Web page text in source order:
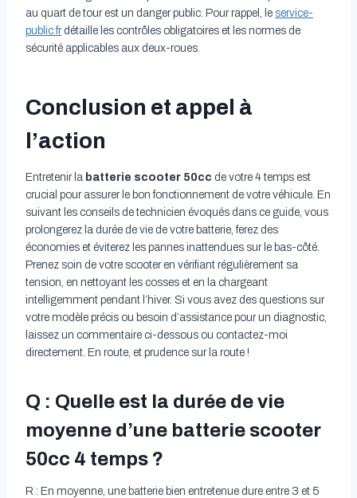
au quart de tour est un danger public. Pour rappel, le service-
public.frdétaille les contrôles obligatoires et les normes de
sécurité applicables aux deux-roues.
Conclusion et appel à
l’action
Entretenir la batterie scooter 50cc de votre 4 temps est
crucial pour assurer le bon fonctionnement de votre véhicule. En
suivant les conseils de technicien évoqués dans ce guide, vous
prolongerez la durée de vie de votre batterie, ferez des
économies et éviterez les pannes inattendues sur le bas-côté.
Prenez soin de votre scooter en vérifiant régulièrement sa
tension, en nettoyant les cosses et en la chargeant
intelligemment pendant l’hiver. Si vous avez des questions sur
votre modèle précis ou besoin d’assistance pour un diagnostic,
laissez un commentaire ci-dessous ou contactez-moi
directement. En route, et prudence sur la route !
Q : Quelle est la durée de vie
moyenne d’une batterie scooter
50cc 4 temps ?
R : En moyenne, une batterie bien entretenue dure entre 3 et 5